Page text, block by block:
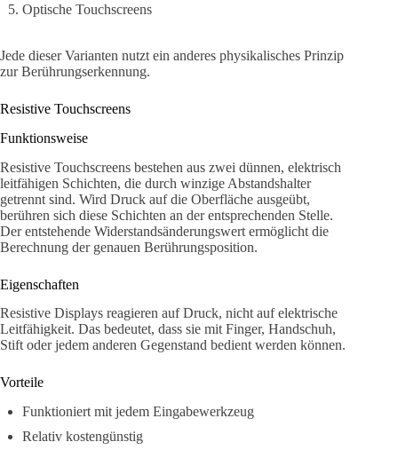
Optische Touchscreens
Jede dieser Varianten nutzt ein anderes physikalisches Prinzip
zur Berührungserkennung.
Resistive Touchscreens
Funktionsweise
Resistive Touchscreens bestehen aus zwei dünnen, elektrisch
leitfähigen Schichten, die durch winzige Abstandshalter
getrennt sind. Wird Druck auf die Oberfläche ausgeübt,
berühren sich diese Schichten an der entsprechenden Stelle.
Der entstehende Widerstandsänderungswert ermöglicht die
Berechnung der genauen Berührungsposition.
Eigenschaften
Resistive Displays reagieren auf Druck, nicht auf elektrische
Leitfähigkeit. Das bedeutet, dass sie mit Finger, Handschuh,
Stift oder jedem anderen Gegenstand bedient werden können.
Vorteile
Funktioniert mit jedem Eingabewerkzeug
Relativ kostengünstig